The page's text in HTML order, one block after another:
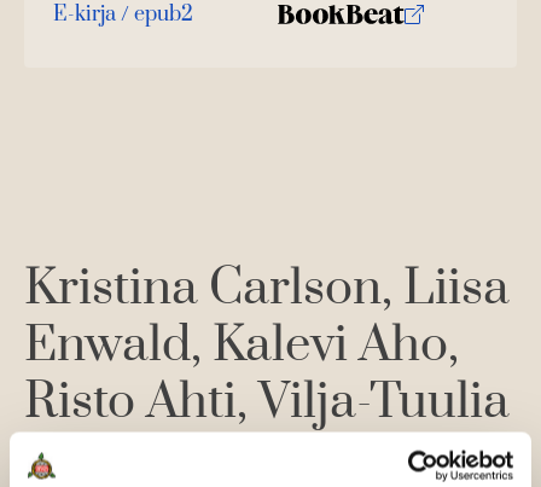
K
E-kirja / epub2
B
A
u
k
e
a
a
u
Kristina Carlson Liisa
Enwald Kalevi Aho
Risto Ahti Vilja-Tuulia
Huotarinen